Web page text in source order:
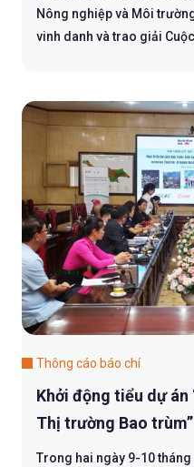
Nông nghiệp và Môi
vinh danh và trao giải
Thông cáo báo chí
Khởi động tiểu dự án
Thị trường Bao
Trong hai ngày 9-10